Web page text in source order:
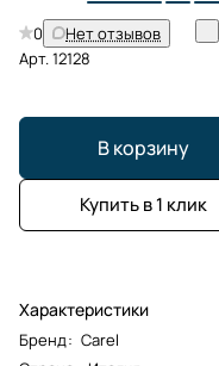
0
Нет отзывов
Арт.12128
В корзину
Купить в 1 клик
Характеристики
Бренд: Carel